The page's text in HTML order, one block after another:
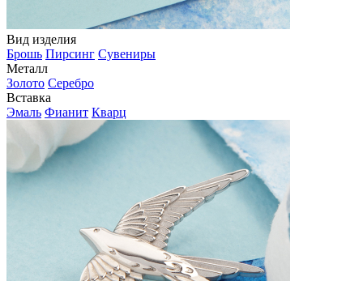
Вид изделия
Брошь Пирсинг Сувениры
Металл
Золото Серебро
Вставка
Эмаль Фианит Кварц